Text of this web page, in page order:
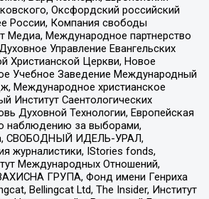
Оксфордский российский
России, Компания свободы
Медиа, Международное партнерство
Управление Евангельских
Христианской Церкви, Новое
Учебное Заведение Международный
Международное христианское
Институт Саентологических
Духовной Технологии, Европейская
наблюдению за выборами,
СВОБОДНЫЙ ИДЕЛЬ-УРАЛ,
журналистики, IStories fonds,
Международных Отношений,
ГРУПА, Фонд имени Генриха
Bellingcat Ltd, The Insider, Институт